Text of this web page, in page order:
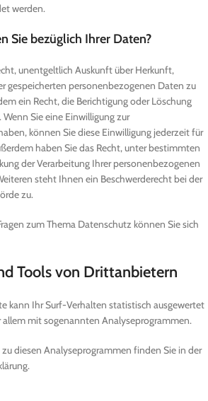
werden.
Sie bezüglich Ihrer Daten?
unentgeltlich Auskunft über Herkunft,
gespeicherten personenbezogenen Daten zu
ein Recht, die Berichtigung oder Löschung
Sie eine Einwilligung zur
können Sie diese Einwilligung jederzeit für
haben Sie das Recht, unter bestimmten
der Verarbeitung Ihrer personenbezogenen
steht Ihnen ein Beschwerderecht bei der
zu.
zum Thema Datenschutz können Sie sich
Tools von Dritt­anbietern
kann Ihr Surf-Verhalten statistisch ausgewertet
allem mit sogenannten Analyseprogrammen.
diesen Analyseprogrammen finden Sie in der